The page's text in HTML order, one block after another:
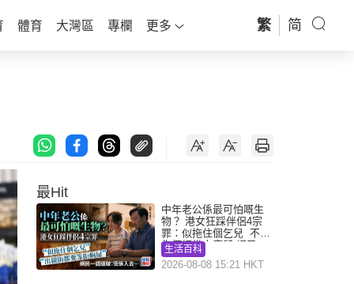
體育 大灣區 專欄 更多 繁 简
最Hit
中年老公係最可怕嘅生
物？ 港女狂踩伴侶4宗
罪：似拖住個乞兒 不解
為何經常去廁所 網民一
語道破
生活百科
2026-08-08 15:21 HKT